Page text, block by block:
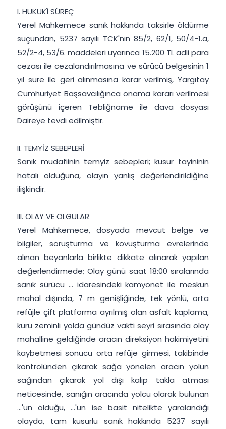
I. HUKUKÎ SÜREÇ
Yerel Mahkemece sanık hakkında taksirle öldürme
suçundan, 5237 sayılı TCK'nın 85/2, 62/1, 50/4-1.a,
52/2-4, 53/6. maddeleri uyarınca 15.200 TL adli para
cezası ile cezalandırılmasına ve sürücü belgesinin 1
yıl süre ile geri alınmasına karar verilmiş, Yargıtay
Cumhuriyet Başsavcılığınca onama kararı verilmesi
görüşünü içeren Tebliğname ile dava dosyası
Daireye tevdi edilmiştir.
II. TEMYİZ SEBEPLERİ
Sanık müdafiinin temyiz sebepleri; kusur tayininin
hatalı olduğuna, olayın yanlış değerlendirildiğine
ilişkindir.
III. OLAY VE OLGULAR
Yerel Mahkemece, dosyada mevcut belge ve
bilgiler, soruşturma ve kovuşturma evrelerinde
alınan beyanlarla birlikte dikkate alınarak yapılan
değerlendirmede; Olay günü saat 18:00 sıralarında
sanık sürücü ... idaresindeki kamyonet ile meskun
mahal dışında, 7 m genişliğinde, tek yönlü, orta
refüjle çift platforma ayrılmış olan asfalt kaplama,
kuru zeminli yolda gündüz vakti seyri sırasında olay
mahalline geldiğinde aracın direksiyon hakimiyetini
kaybetmesi sonucu orta refüje girmesi, takibinde
kontrolünden çıkarak sağa yönelen aracın yolun
sağından çıkarak yol dışı kalıp takla atması
neticesinde, sanığın aracında yolcu olarak bulunan
...'un öldüğü, ...'un ise basit nitelikte yaralandığı
olayda, tam kusurlu sanık hakkında 5237 sayılı